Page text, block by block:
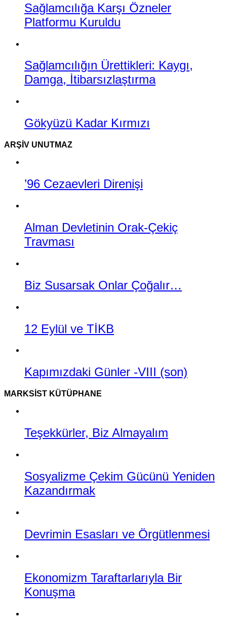
Sağlamcılığa Karşı Özneler
Platformu Kuruldu
Sağlamcılığın Ürettikleri: Kaygı,
Damga, İtibarsızlaştırma
Gökyüzü Kadar Kırmızı
ARŞIV UNUTMAZ
’96 Cezaevleri Direnişi
Alman Devletinin Orak-Çekiç
Travması
Biz Susarsak Onlar Çoğalır…
12 Eylül ve TİKB
Kapımızdaki Günler -VIII (son)
MARKSIST KÜTÜPHANE
Teşekkürler, Biz Almayalım
Sosyalizme Çekim Gücünü Yeniden
Kazandırmak
Devrimin Esasları ve Örgütlenmesi
Ekonomizm Taraftarlarıyla Bir
Konuşma